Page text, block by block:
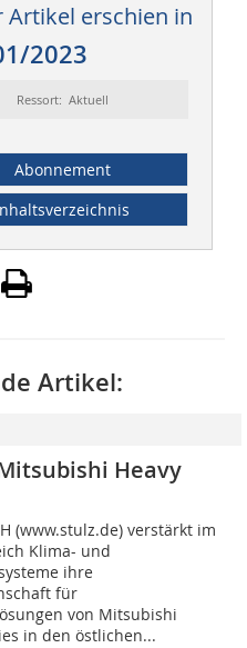
Artikel erschien in
2023
Ressort: Aktuell
Abonnement
Artikel:
Heavy
(www.stulz.de) verstärkt im
Klima- und
ihre
für
von Mitsubishi
in den östlichen...